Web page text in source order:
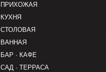
ПРИХОЖАЯ
КУХНЯ
СТОЛОВАЯ
ВАННАЯ
БАР · КАФЕ
САД · ТЕРРАСА